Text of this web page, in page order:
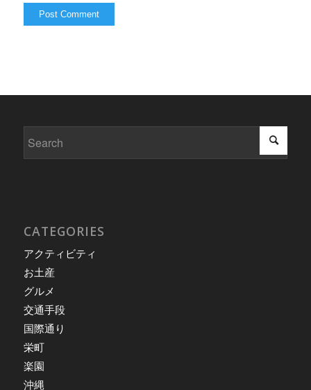
CATEGORIES
アクティビティ
お土産
グルメ
交通手段
国際通り
栄町
楽園
沖縄